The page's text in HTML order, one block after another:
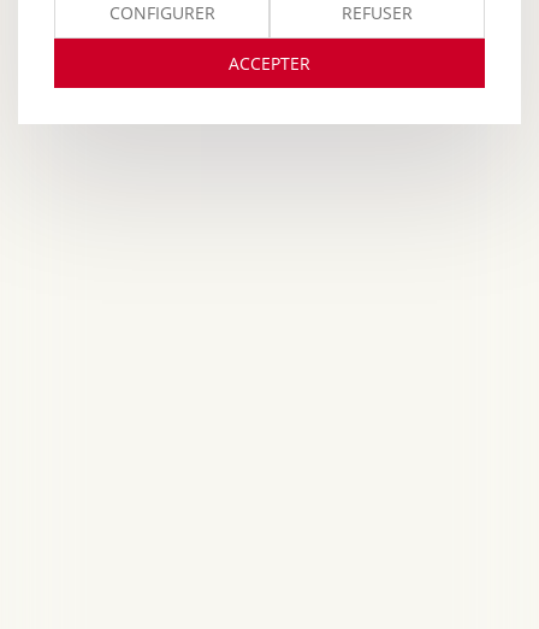
CONFIGURER REFUSER
ACCEPTER